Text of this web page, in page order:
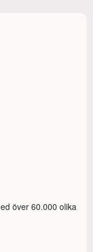
över 60.000 olika